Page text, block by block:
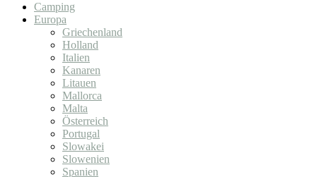
Camping
Europa
Griechenland
Holland
Italien
Kanaren
Litauen
Mallorca
Malta
Österreich
Portugal
Slowakei
Slowenien
Spanien